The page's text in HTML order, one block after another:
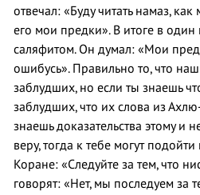
отвечал: «Буду читать намаз,
его мои предки». В итоге в один
саляфитом. Он думал: «Мои
ошибусь». Правильно то, что
заблудших, но если ты знаешь
заблудших, что их слова из
знаешь доказательства этому и
веру, тогда к тебе могут подойти
Коране: «Следуйте за тем, что
говорят: «Нет, мы последуем за